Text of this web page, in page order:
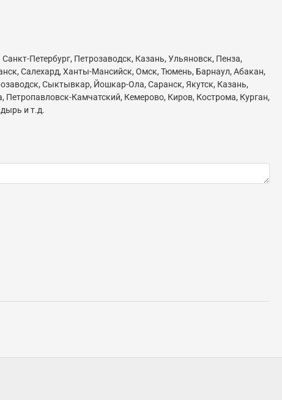
Петербург, Петрозаводск, Казань, Ульяновск, Пенза,
Салехард, Ханты-Мансийск, Омск, Тюмень, Барнаул, Абакан,
Сыктывкар, Йошкар-Ола, Саранск, Якутск, Казань,
Камчатский, Кемерово, Киров, Кострома, Курган,
и т.д.